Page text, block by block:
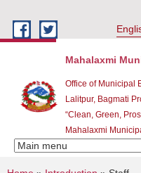
Mahalaxmi
Office of Municipal
Lalitpur, Bagmati
“Clean, Green,
Mahalaxmi